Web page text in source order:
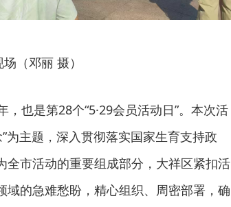
（邓丽 摄）
也是第28个“5·29会员活动日”。本次活
为主题，深入贯彻落实国家生育支持政
市活动的重要组成部分，大祥区紧扣活
的急难愁盼，精心组织、周密部署，确